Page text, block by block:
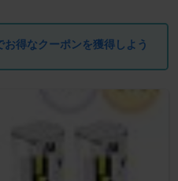
得なクーポンを獲得しよう